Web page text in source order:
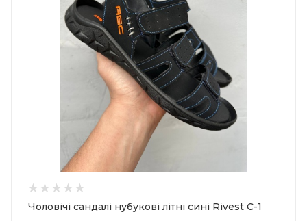
Чоловічі сандалі нубукові літні сині Rivest C-1